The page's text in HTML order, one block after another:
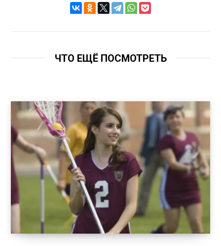
ЧТО ЕЩЁ ПОСМОТРЕТЬ